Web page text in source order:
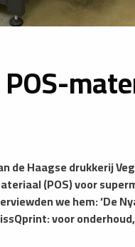
de Haagse drukkerij
(POS) voor
we hem: ‘De
voor